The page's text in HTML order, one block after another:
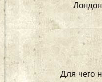
Для чего